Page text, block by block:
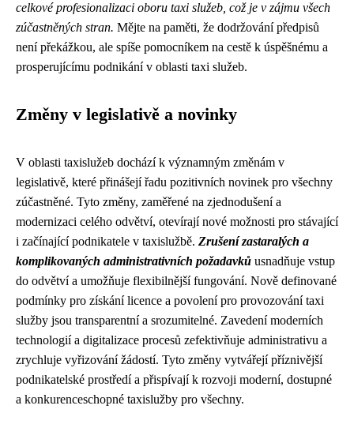
celkové profesionalizaci oboru taxi služeb, což je v zájmu všech
zúčastněných stran. Mějte na paměti, že dodržování předpisů
není překážkou, ale spíše pomocníkem na cestě k úspěšnému a
prosperujícímu podnikání v oblasti taxi služeb.
Změny v legislativě a novinky
V oblasti taxislužeb dochází k významným změnám v
legislativě, které přinášejí řadu pozitivních novinek pro všechny
zúčastněné. Tyto změny, zaměřené na zjednodušení a
modernizaci celého odvětví, otevírají nové možnosti pro stávající
i začínající podnikatele v taxislužbě. Zrušení zastaralých a
komplikovaných administrativních požadavků usnadňuje vstup
do odvětví a umožňuje flexibilnější fungování. Nově definované
podmínky pro získání licence a povolení pro provozování taxi
služby jsou transparentní a srozumitelné. Zavedení moderních
technologií a digitalizace procesů zefektivňuje administrativu a
zrychluje vyřizování žádostí. Tyto změny vytvářejí příznivější
podnikatelské prostředí a přispívají k rozvoji moderní, dostupné
a konkurenceschopné taxislužby pro všechny.